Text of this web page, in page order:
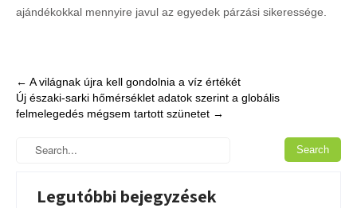
ajándékokkal mennyire javul az egyedek párzási sikeressége.
Post
navigation
← A világnak újra kell gondolnia a víz értékét
Új északi-sarki hőmérséklet adatok szerint a globális
felmelegedés mégsem tartott szünetet →
Legutóbbi bejegyzések